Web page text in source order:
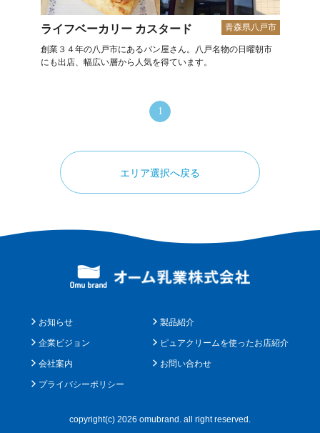
ライフベーカリー カスタード 青森県八戸市
創業３４年の八戸市にあるパン屋さん。八戸名物の日曜朝市
にも出店、幅広い層から人気を得ています。
1
エリア選択へ戻る
お知らせ
企業ビジョン
会社案内
プライバシーポリシー
製品紹介
ピュアクリームを使ったお店紹介
お問い合わせ
copyright(c) 2026 omubrand. all right reserved.